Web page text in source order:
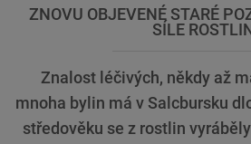
ZNOVU OBJEVENÉ STARÉ
SÍLE
Znalost léčivých, někdy až
mnoha bylin má v Salcbursku
středověku se z rostlin